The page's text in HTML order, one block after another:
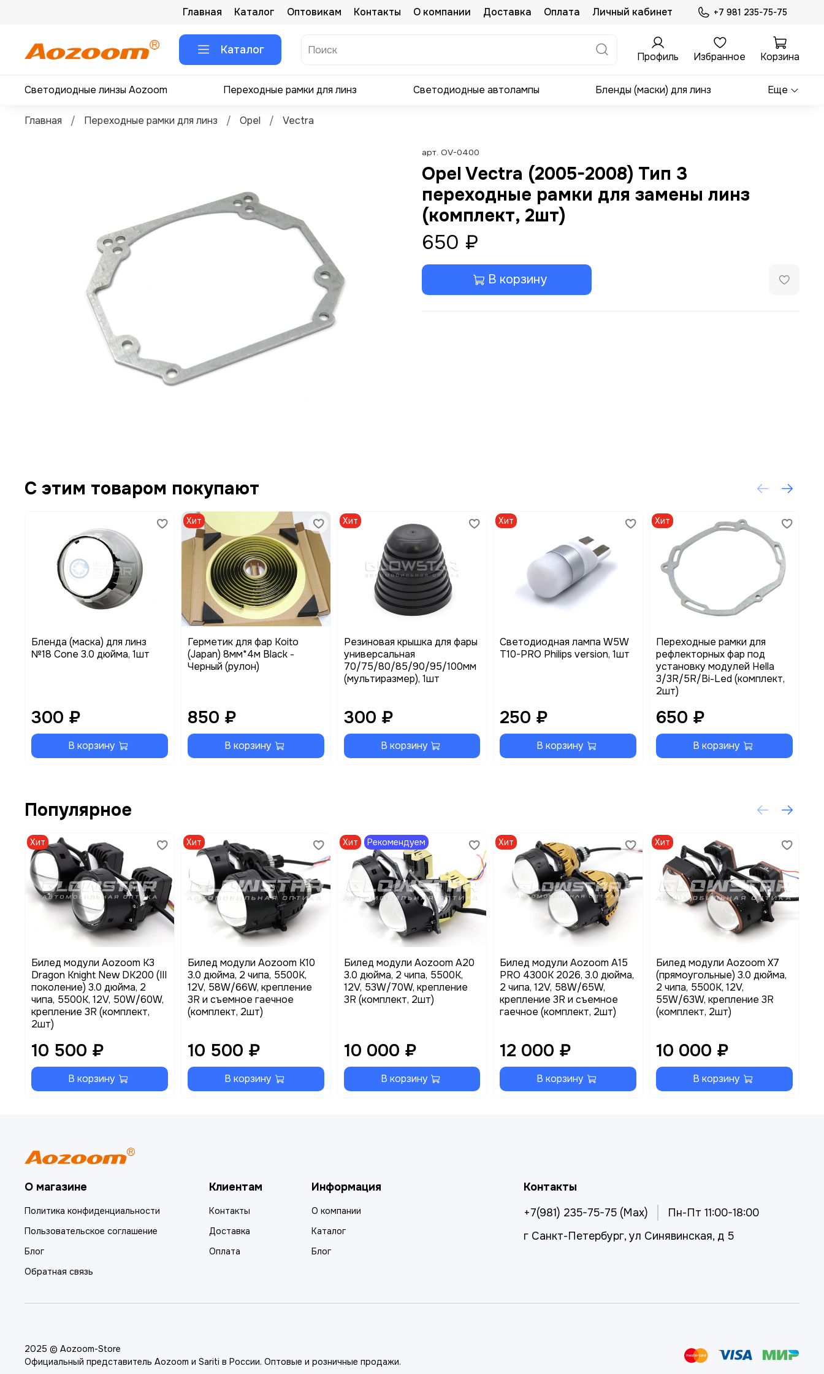
Главная Каталог Оптовикам Контакты О компании Доставка Оплата Личный кабинет +7 981 235-75-75
Каталог Профиль Избранное Корзина
Светодиодные линзы Aozoom Переходные рамки для линз Светодиодные автолампы Бленды (маски) для линз Еще
Главная Переходные рамки для линз Opel Vectra
арт. OV-0400
Opel Vectra (2005-2008) Тип 3
переходные рамки для замены линз
(комплект, 2шт)
650 ₽
В корзину
С этим товаром покупают
Бленда (маска) для линз
№18 Cone 3.0 дюйма, 1шт
300 ₽
В корзину
Хит
Герметик для фар Koito
(Japan) 8мм*4м Black -
Черный (рулон)
850 ₽
В корзину
Хит
Резиновая крышка для фары
универсальная
70/75/80/85/90/95/100мм
(мультиразмер), 1шт
300 ₽
В корзину
Хит
Светодиодная лампа W5W
T10-PRO Philips version, 1шт
250 ₽
В корзину
Хит
Переходные рамки для
рефлекторных фар под
установку модулей Hella
3/3R/5R/Bi-Led (комплект,
2шт)
650 ₽
В корзину
Популярное
Хит
Билед модули Aozoom K3
Dragon Knight New DK200 (III
поколение) 3.0 дюйма, 2
чипа, 5500K, 12V, 50W/60W,
крепление 3R (комплект,
2шт)
10 500 ₽
В корзину
Хит
Билед модули Aozoom K10
3.0 дюйма, 2 чипа, 5500K,
12V, 58W/66W, крепление
3R и съемное гаечное
(комплект, 2шт)
10 500 ₽
В корзину
Хит Рекомендуем
Билед модули Aozoom A20
3.0 дюйма, 2 чипа, 5500K,
12V, 53W/70W, крепление
3R (комплект, 2шт)
10 000 ₽
В корзину
Хит
Билед модули Aozoom A15
PRO 4300K 2026, 3.0 дюйма,
2 чипа, 12V, 58W/65W,
крепление 3R и съемное
гаечное (комплект, 2шт)
12 000 ₽
В корзину
Хит
Билед модули Aozoom X7
(прямоугольные) 3.0 дюйма,
2 чипа, 5500K, 12V,
55W/63W, крепление 3R
(комплект, 2шт)
10 000 ₽
В корзину
О магазине
Политика конфиденциальности
Пользовательское соглашение
Блог
Обратная связь
Клиентам
Контакты
Доставка
Оплата
Информация
О компании
Каталог
Блог
Контакты
+7(981) 235-75-75 (Max)
Пн-Пт 11:00-18:00
г Санкт-Петербург, ул Синявинская, д 5
2025 © Aozoom-Store
Официальный представитель Aozoom и Sariti в России. Оптовые и розничные продажи.